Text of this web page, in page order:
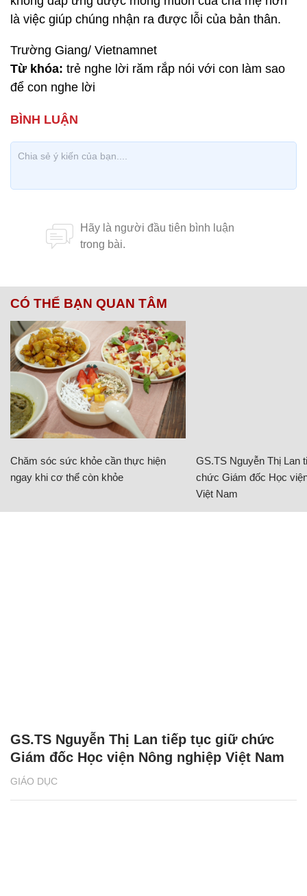
là việc giúp chúng nhận ra được lỗi của bản thân.
Trường Giang/ Vietnamnet
Từ khóa: trẻ nghe lời răm rắp nói với con làm sao
để con nghe lời
CÓ THỂ BẠN QUAN TÂM
Chăm sóc sức khỏe cần thực hiện
ngay khi cơ thể còn khỏe
GS.TS Nguyễn Thị Lan
chức Giám đốc Học
Việt Nam
GIÁO DỤC
GS.TS Nguyễn Thị Lan tiếp tục giữ chức
Giám đốc Học viện Nông nghiệp Việt Nam